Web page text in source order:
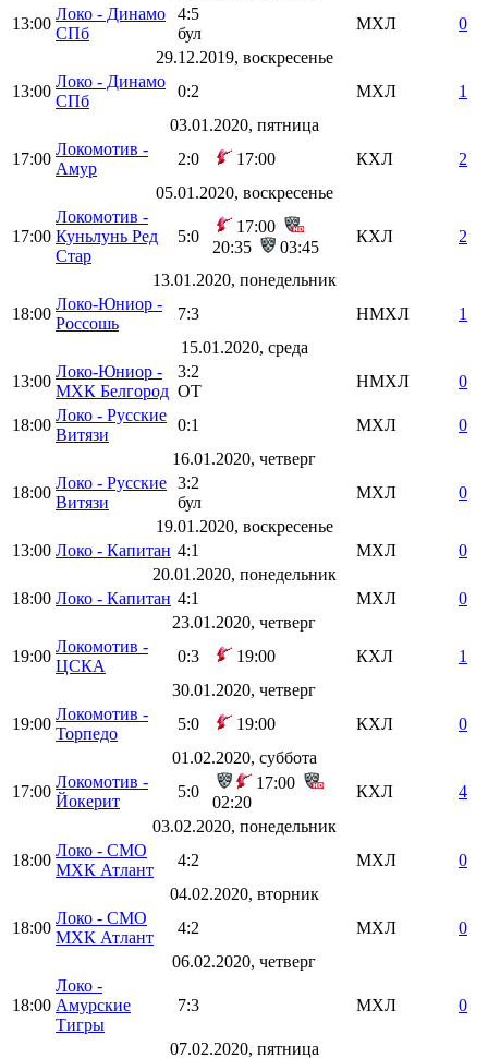
13:00
Локо - Динамо
СПб
4:5
бул
МХЛ
0
29.12.2019, воскресенье
13:00
Локо - Динамо
СПб
0:2 МХЛ
1
03.01.2020, пятница
17:00
Локомотив -
Амур
2:0 17:00 КХЛ
2
05.01.2020, воскресенье
17:00
Локомотив -
Куньлунь Ред
Стар
5:0
17:00
20:35
03:45
КХЛ 2
13.01.2020, понедельник
18:00
Локо-Юниор -
Россошь
7:3 НМХЛ
1
15.01.2020, среда
13:00
Локо-Юниор -
МХК Белгород
3:2
ОТ
НМХЛ 0
18:00
Локо - Русские
Витязи
0:1 МХЛ
0
16.01.2020, четверг
18:00
Локо - Русские
Витязи
3:2
бул
МХЛ
0
19.01.2020, воскресенье
13:00 Локо - Капитан 4:1 МХЛ
0
20.01.2020, понедельник
18:00 Локо - Капитан 4:1 МХЛ
0
23.01.2020, четверг
19:00
Локомотив -
ЦСКА
0:3 19:00 КХЛ
1
30.01.2020, четверг
19:00
Локомотив -
Торпедо
5:0 19:00 КХЛ
0
01.02.2020, суббота
17:00
Локомотив -
Йокерит
5:0
17:00
02:20
КХЛ
4
03.02.2020, понедельник
18:00
Локо - СМО
МХК Атлант
4:2 МХЛ
0
04.02.2020, вторник
18:00
Локо - СМО
МХК Атлант
4:2 МХЛ
0
06.02.2020, четверг
18:00
Локо -
Амурские
Тигры
7:3 МХЛ 0
07.02.2020, пятница